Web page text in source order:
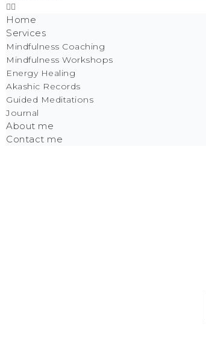
Home
Services
Mindfulness Coaching
Mindfulness Workshops
Energy Healing
Akashic Records
Guided Meditations
Journal
About me
Contact me